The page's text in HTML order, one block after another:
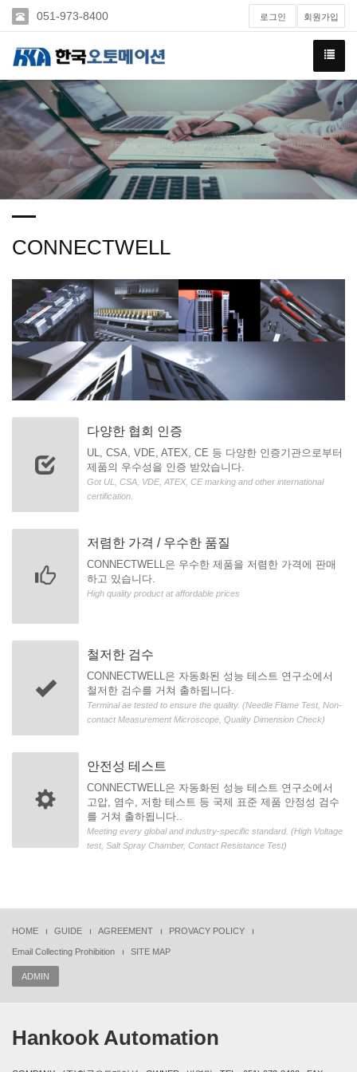
051-973-8400 로그인 회원가입
We have created a awesome theme
Far far away,behind the word mountains, far from the countries
CONNECTWELL
다양한 협회 인증
UL, CSA, VDE, ATEX, CE 등 다양한 인증기관으로부터
제품의 우수성을 인증 받았습니다.
Got UL, CSA, VDE, ATEX, CE marking and other international
certification.
저렴한 가격 / 우수한 품질
CONNECTWELL은 우수한 제품을 저렴한 가격에 판매
하고 있습니다.
High quality product at affordable prices
철저한 검수
CONNECTWELL은 자동화된 성능 테스트 연구소에서
철저한 검수를 거쳐 출하됩니다.
Terminal ae tested to ensure the quality. (Needle Flame Test, Non-
contact Measurement Microscope, Quality Dimension Check)
안전성 테스트
CONNECTWELL은 자동화된 성능 테스트 연구소에서
고압, 염수, 저항 테스트 등 국제 표준 제품 안정성 검수
를 거쳐 출하됩니다..
Meeting every global and industry-specific standard. (High Voltage
test, Salt Spray Chamber, Contact Resistance Test)
HOME GUIDE AGREEMENT PROVACY POLICY
Email Collecting Prohibition SITE MAP
ADMIN
Hankook Automation